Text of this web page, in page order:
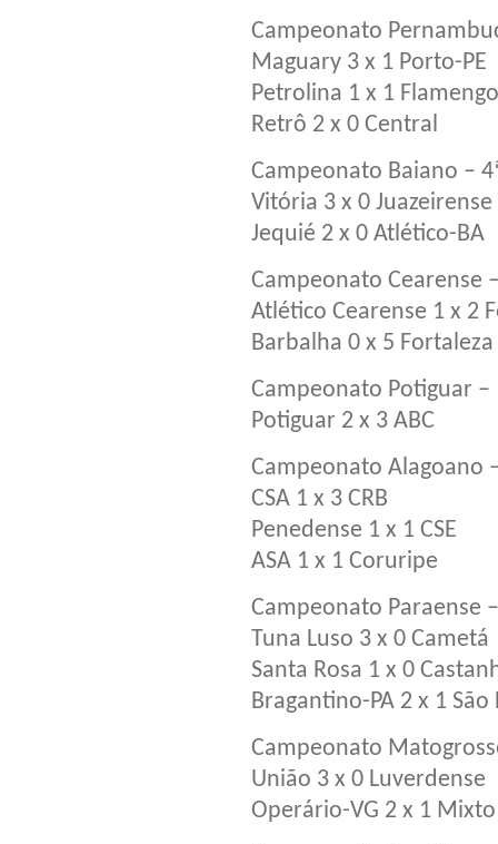
Campeonato
Maguary 3 x 1 Porto-PE
Petrolina 1 x 1
Retrô 2 x 0 Central
Campeonato Baiano –
Vitória 3 x 0 Juazeirense
Jequié 2 x 0 Atlético-BA
Campeonato Cearense
Atlético Cearense 1 x 2
Barbalha 0 x 5 Fortaleza
Campeonato Potiguar –
Potiguar 2 x 3 ABC
Campeonato Alagoano
CSA 1 x 3 CRB
Penedense 1 x 1 CSE
ASA 1 x 1 Coruripe
Campeonato Paraense
Tuna Luso 3 x 0 Cametá
Santa Rosa 1 x 0
Bragantino-PA 2 x 1 São
Campeonato
União 3 x 0 Luverdense
Operário-VG 2 x 1 Mixto